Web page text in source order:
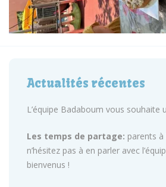
Actualités récentes
L’équipe Badaboum vous souhaite
Les temps de partage: parents à
n’hésitez pas à en parler avec
bienvenus !